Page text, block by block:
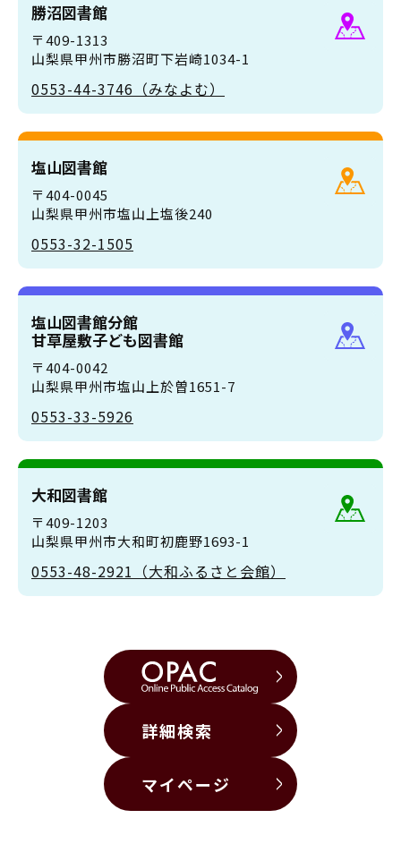
勝沼図書館
〒409-1313
山梨県甲州市勝沼町下岩崎1034-1
0553-44-3746（みなよむ）
塩山図書館
〒404-0045
山梨県甲州市塩山上塩後240
0553-32-1505
塩山図書館分館
甘草屋敷子ども図書館
〒404-0042
山梨県甲州市塩山上於曽1651-7
0553-33-5926
大和図書館
〒409-1203
山梨県甲州市大和町初鹿野1693-1
0553-48-2921（大和ふるさと会館）
詳細検索
マイページ